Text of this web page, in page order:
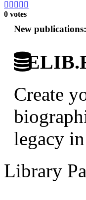
    
0 votes
New publications:
Create
legacy
Library